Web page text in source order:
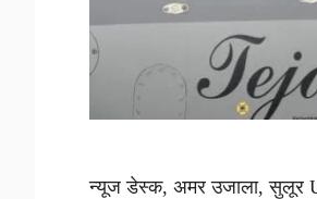
न्यूज डेस्क, अमर उजाला, सुलूर